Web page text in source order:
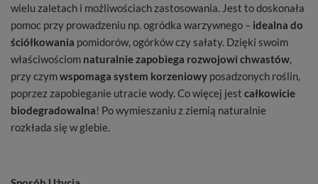
wielu zaletach i możliwościach zastosowania. Jest to doskonała
pomoc przy prowadzeniu np. ogródka warzywnego – idealna do
ściółkowania pomidorów, ogórków czy sałaty. Dzięki swoim
właściwościom naturalnie zapobiega rozwojowi chwastów
przy czymwspomaga system korzeniowy posadzonych roślin,
poprzez zapobieganie utracie wody. Co więcej jest całkowicie
biodegradowalna! Po wymieszaniu z ziemią naturalnie
rozkłada się w glebie.